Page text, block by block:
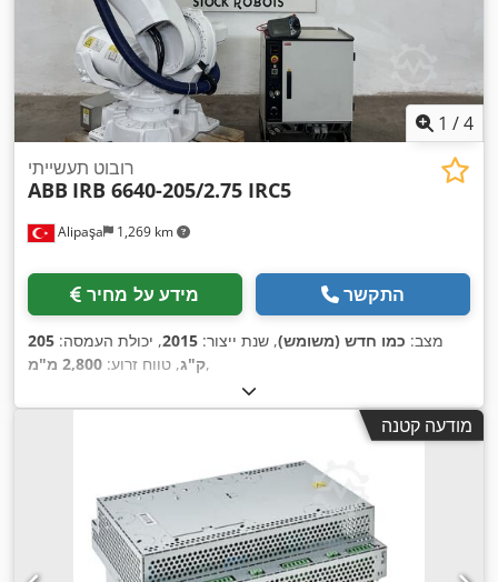
1 /4
Alipaşa 1,269 km
רובוט תעשייתי
ABB IRB 6640-205/2.75 IRC5
מידע על מחיר התקשר
מצב: כמו חדש (משומש), שנת ייצור: 2015, יכולת העמסה: 205
ק"ג, טווח זרוע: 2,800 מ"מ ,
מודעה קטנה